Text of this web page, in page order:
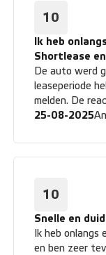
10
Ik heb
Shortlease
De auto werd
leaseperiode
melden. De
professioneel
gelukkig alles
zorgvuldig
teruggestort
stress. Ze
bevelen!
25-08-2025
10
Snelle en
Ik heb
en ben zeer